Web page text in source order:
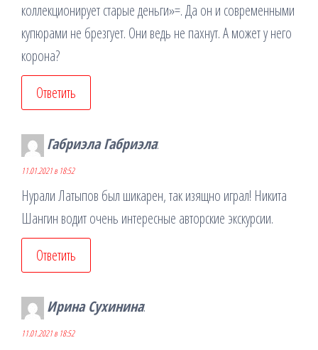
коллекционирует старые деньги»=. Да он и современными
купюрами не брезгует. Они ведь не пахнут. А может у него
корона?
Ответить
Габриэла Габриэла:
11.01.2021 в 18:52
Нурали Латыпов был шикарен, так изящно играл! Никита
Шангин водит очень интересные авторские экскурсии.
Ответить
Ирина Сухинина:
11.01.2021 в 18:52